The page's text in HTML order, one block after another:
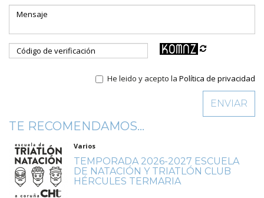
He leido y acepto la Política de privacidad
TE RECOMENDAMOS...
Varios
TEMPORADA 2026-2027 ESCUELA
DE NATACIÓN Y TRIATLÓN CLUB
HÉRCULES TERMARIA